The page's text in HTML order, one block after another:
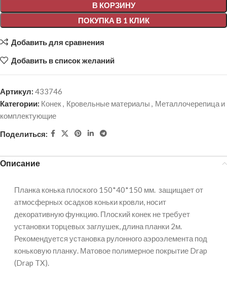
В КОРЗИНУ
ПОКУПКА В 1 КЛИК
Добавить для сравнения
Добавить в список желаний
Артикул: 433746
Категории: Конек, Кровельные материалы , Металлочерепица и
комплектующие
Поделиться:
Описание
Планка конька плоского 150*40*150 мм. защищает от
атмосферных осадков коньки кровли, носит
декоративную функцию. Плоский конек не требует
установки торцевых заглушек, длина планки 2м.
Рекомендуется установка рулонного аэроэлемента под
коньковую планку. Матовое полимерное покрытие Drap
(Drap TX).